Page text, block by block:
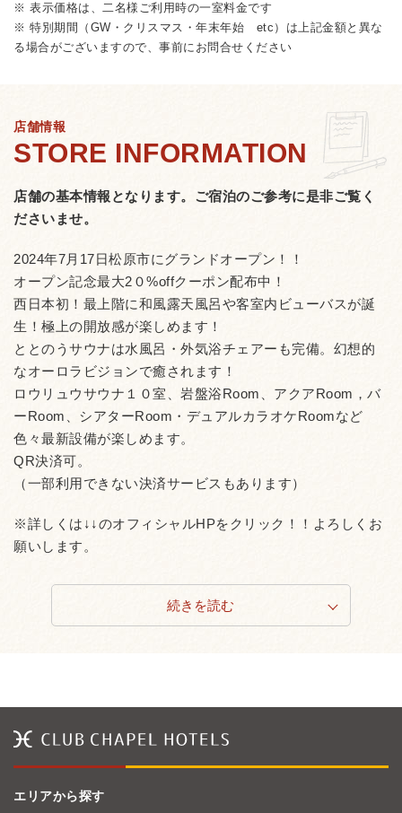
※ 表示価格は、二名様ご利用時の一室料金です
※ 特別期間（GW・クリスマス・年末年始 etc）は上記金額と異な
る場合がございますので、事前にお問合せください
店舗情報
店舗の基本情報となります。 ご宿泊のご参考に是非ご覧く
ださいませ。
2024年7月17日松原市にグランドオープン！！
オープン記念最大2０%offクーポン配布中！
西日本初！最上階に和風露天風呂や客室内ビューバスが誕
生！極上の開放感が楽しめます！
ととのうサウナは水風呂・外気浴チェアーも完備。幻想的
なオーロラビジョンで癒されます！
ロウリュウサウナ１０室、岩盤浴Room、アクアRoom，バ
ーRoom、シアターRoom・デュアルカラオケRoomなど
色々最新設備が楽しめます。
QR決済可。
（一部利用できない決済サービスもあります）
※詳しくは↓↓のオフィシャルHPをクリック！！よろしくお
願いします。
続きを読む
エリアから探す